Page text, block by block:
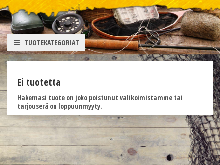
TUOTEKATEGORIAT
Ei tuotetta
Hakemasi tuote on joko poistunut valikoimistamme tai
tarjouserä on loppuunmyyty.